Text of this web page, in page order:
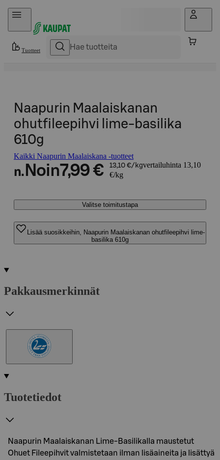
Hyppää sisältöön
Tuotteet
Naapurin Maalaiskanan
ohutfileepihvi lime-basilika
610g
Kaikki Naapurin Maalaiskana -tuotteet
n. Noin7,99 € 13,10 €/kgvertailuhinta 13,10
€/kg
Valitse toimitustapa
Lisää suosikkeihin, Naapurin Maalaiskanan ohutfileepihvi lime-
basilika 610g
Pakkausmerkinnät
Tuotetiedot
Naapurin Maalaiskanan Lime-Basilikalla maustetut
Ohuet Fileepihvit valmistetaan ilman lisäaineita ja lisättyä